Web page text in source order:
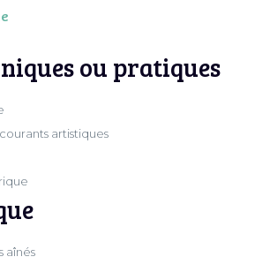
ou pratiques
courants artistiques
aînés